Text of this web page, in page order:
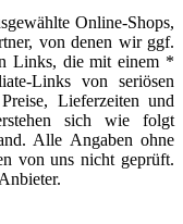
Online-Shops,
von denen wir ggf.
Links, die mit einem *
Links von seriösen
Lieferzeiten und
sich wie folgt
Alle Angaben ohne
von uns nicht geprüft.